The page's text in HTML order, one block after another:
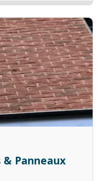
& Panneaux